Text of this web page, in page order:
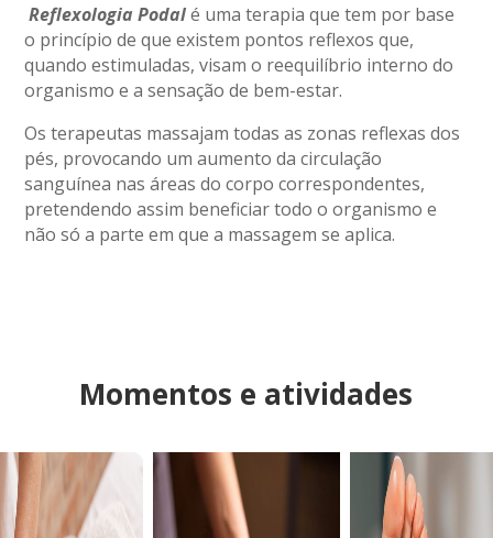
Reflexologia Podalé uma terapia que tem por base
o princípio de que existem pontos reflexos que,
quando estimuladas, visam o reequilíbrio interno do
organismo e a sensação de bem-estar.
Os terapeutas massajam todas as zonas reflexas dos
pés, provocando um aumento da circulação
sanguínea nas áreas do corpo correspondentes,
pretendendo assim beneficiar todo o organismo e
não só a parte em que a massagem se aplica.
Momentos e atividades